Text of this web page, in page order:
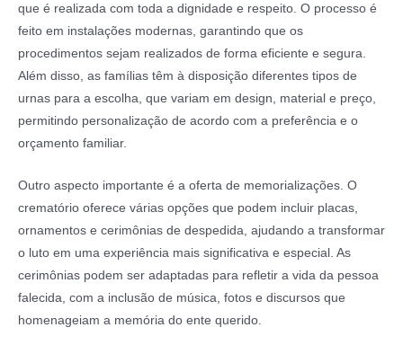
que é realizada com toda a dignidade e respeito. O processo é
feito em instalações modernas, garantindo que os
procedimentos sejam realizados de forma eficiente e segura.
Além disso, as famílias têm à disposição diferentes tipos de
urnas para a escolha, que variam em design, material e preço,
permitindo personalização de acordo com a preferência e o
orçamento familiar.
Outro aspecto importante é a oferta de memorializações. O
crematório oferece várias opções que podem incluir placas,
ornamentos e cerimônias de despedida, ajudando a transformar
o luto em uma experiência mais significativa e especial. As
cerimônias podem ser adaptadas para refletir a vida da pessoa
falecida, com a inclusão de música, fotos e discursos que
homenageiam a memória do ente querido.